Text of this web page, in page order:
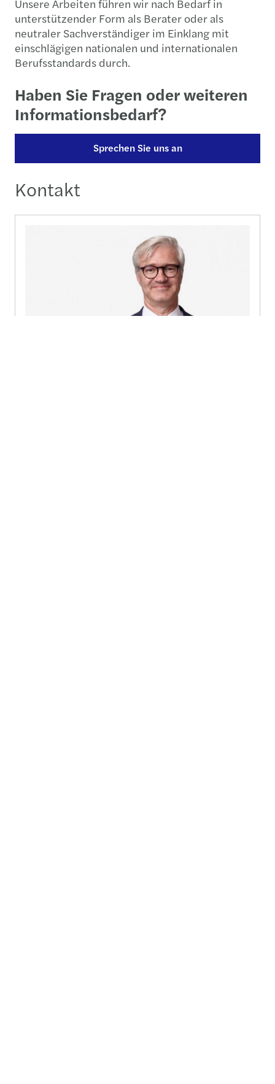
Unsere Arbeiten führen wir nach Bedarf in
unterstützender Form als Berater oder als
neutraler Sachverständiger im Einklang mit
einschlägigen nationalen und internationalen
Berufsstandards durch.
Haben Sie Fragen oder weiteren
Informationsbedarf?
Sprechen Sie uns an
Kontakt